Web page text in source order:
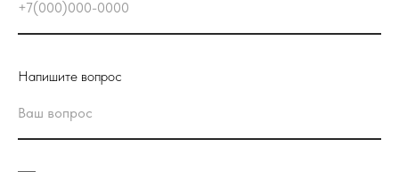
Напишите вопрос